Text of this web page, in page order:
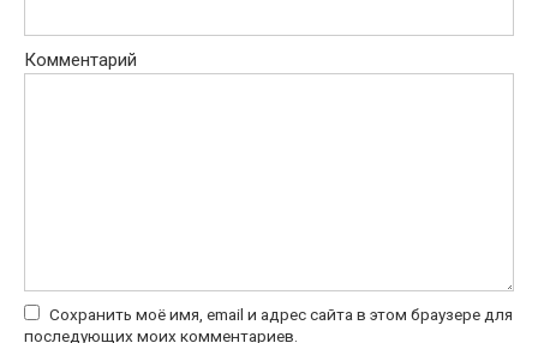
Комментарий
Сохранить моё имя, email и адрес сайта в этом браузере для
последующих моих комментариев.